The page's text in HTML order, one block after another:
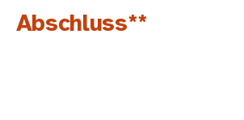
Abschluss**